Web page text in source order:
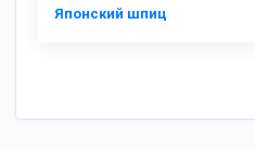
Японский шпиц